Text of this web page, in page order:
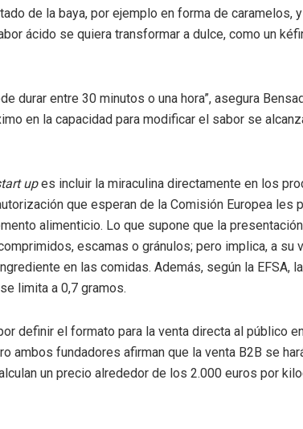
de la baya, por ejemplo en forma de caramelos,
ácido se quiera transformar a dulce, como un
durar entre 30 minutos o una hora”, asegura
en la capacidad para modificar el sabor se
upes incluir la miraculina directamente en los
que esperan de la Comisión Europea les
alimenticio. Lo que supone que la
escamas o gránulos; pero implica, a su
en las comidas. Además, según la EFSA, la
limita a 0,7 gramos.
definir el formato para la venta directa al público
ambos fundadores afirman que la venta B2B se
un precio alrededor de los 2.000 euros por